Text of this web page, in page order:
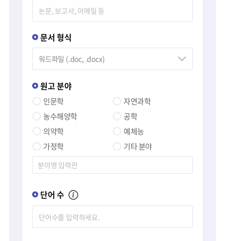
문서 형식
원고 분야
인문학
자연과학
농수해양학
공학
의약학
예체능
가정학
기타 분야
단어 수